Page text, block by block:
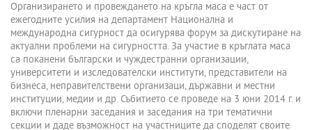
Организирането и провеждането на кръгла маса е част от
ежегодните усилия на департамент Национална и
международна сигурност да осигурява форум за дискутиране на
актуални проблеми на сигурността. За участие в кръглата маса
са поканени български и чуждестранни организации,
университети и изследователски институти, представители на
бизнеса, неправителствени организаци, държавни и местни
институции, медии и др. Събитието се проведе на 3 юни 2014 г. и
включи пленарни заседания и заседания на три тематични
секции и даде възможност на участниците да споделят своите